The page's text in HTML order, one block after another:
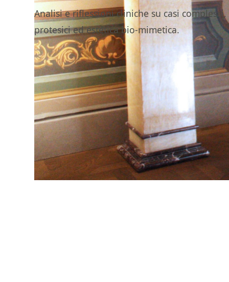
Analisi e riflessioni cliniche su casi
protesici ed estetica bio-mimetica.